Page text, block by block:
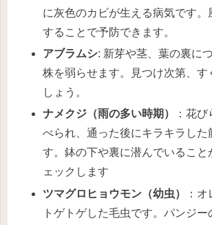
に灰色のカビが生える病気です。
することで予防できます。
アブラムシ: 新芽や茎、葉の裏に
株を弱らせます。見つけ次第、す
しょう。
ナメクジ（雨の多い時期）
：花
べられ、通った後にキラキラした
す。鉢の下や裏に潜んでいること
ェックします
ツマグロヒョウモン（幼虫）
：
トゲトゲした毛虫です。パンジー